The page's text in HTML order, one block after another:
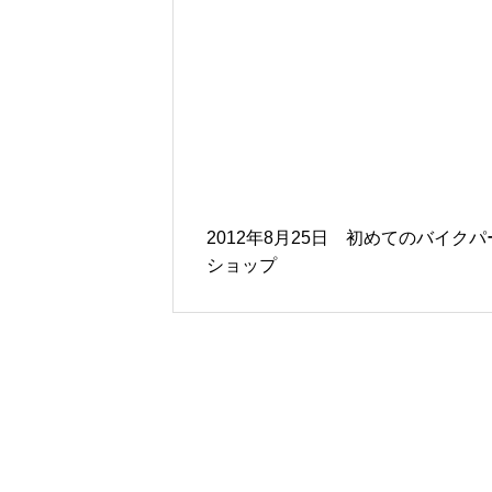
2012年8月25日 初めてのバイクパ
ショップ